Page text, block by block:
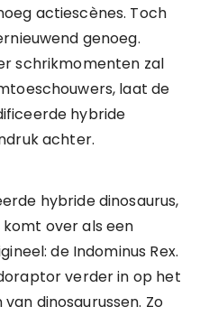
actiescènes. Toch
genoeg.
schrikmomenten zal
laat de
hybride
achter.
hybride dinosaurus,
over als een
de Indominus Rex.
verder in op het
dinosaurussen. Zo